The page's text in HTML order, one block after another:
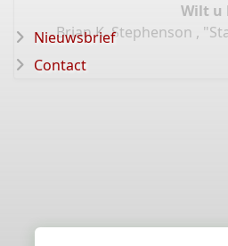
Wilt u
Brian K. Stephenson ,
Nieuwsbrief
Contact